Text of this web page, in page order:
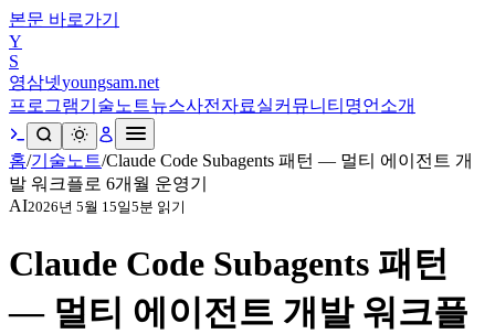
본문 바로가기
Y
S
영삼넷youngsam.net
프로그램기술노트뉴스사전 자료실커뮤니티 명언 소개
홈/기술노트/Claude Code Subagents 패턴 — 멀티 에이전트 개
발 워크플로 6개월 운영기
AI2026년 5월 15일5분 읽기
Claude Code Subagents 패턴
— 멀티 에이전트 개발 워크플